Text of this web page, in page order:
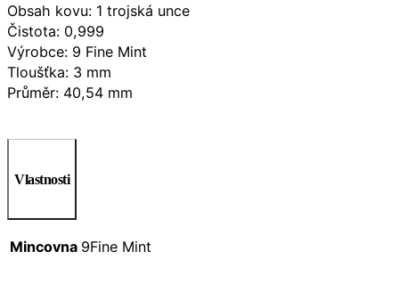
Obsah kovu: 1 trojská unce
Čistota: 0,999
Výrobce: 9 Fine Mint
Tloušťka: 3 mm
Průměr: 40,54 mm
Vlastnosti
Mincovna 9Fine Mint